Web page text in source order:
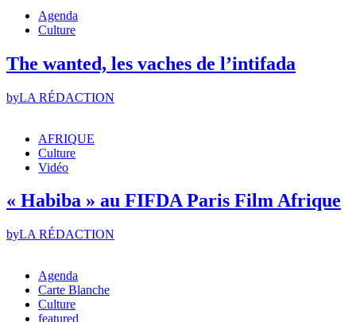
Agenda
Culture
The wanted, les vaches de l’intifada
byLA RÉDACTION
AFRIQUE
Culture
Vidéo
« Habiba » au FIFDA Paris Film Afrique
byLA RÉDACTION
Agenda
Carte Blanche
Culture
featured